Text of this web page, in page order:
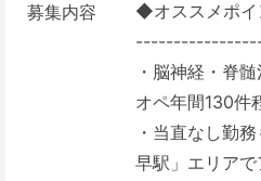
募集内容
◆オススメポ
・脳神経・脊
オペ年間130件
・当直なし勤
早駅」エリア